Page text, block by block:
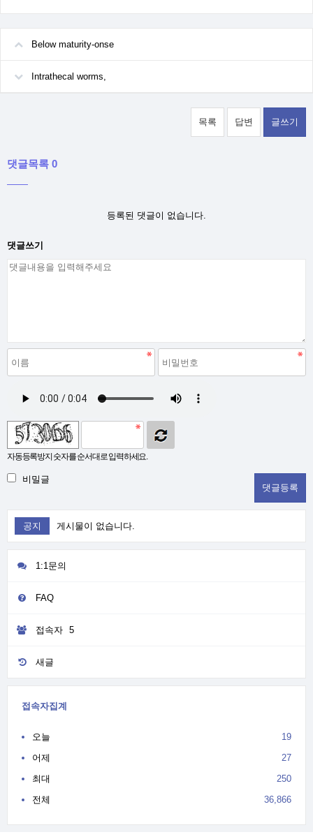
Below maturity-onse
Intrathecal worms,
목록 답변 글쓰기
댓글목록 0
등록된 댓글이 없습니다.
댓글쓰기
자동등록방지 숫자를 순서대로 입력하세요.
비밀글
공지 게시물이 없습니다.
1:1문의
FAQ
접속자 5
새글
접속자집계
오늘
19
어제
27
최대
250
전체
36,866